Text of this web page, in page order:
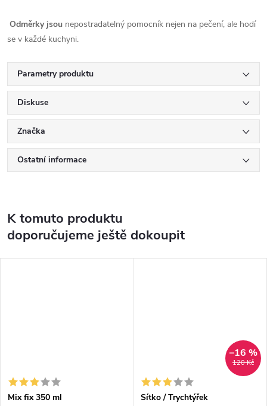
Odměrky jsou nepostradatelný pomocník nejen na pečení, ale hodí
se v každé kuchyni.
Parametry produktu
Diskuse
Značka
Ostatní informace
K tomuto produktu
doporučujeme ještě dokoupit
Mix fix 350 ml
120 Kč
–16 %
Sítko / Trychtýřek